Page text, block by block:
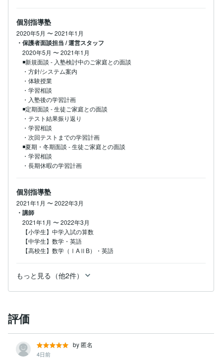
個別指導塾
2020年5月 〜2021年1月
・保護者面談担当 / 運営スタッフ
2020年5月 〜2021年1月
◾️新規面談 - 入塾検討中のご家庭との面談
・方針/システム案内
・体験授業
・学習相談
・入塾後の学習計画
◾️定期面談 - 生徒ご家庭との面談
・テスト結果振り返り
・学習相談
・次回テストまでの学習計画
◾️夏期・冬期面談 - 生徒ご家庭との面談
・学習相談
・長期休暇の学習計画
個別指導塾
2021年1月 〜2022年3月
・講師
2021年1月 〜2022年3月
【小学生】中学入試の算数
【中学生】数学・英語
【高校生】数学（ⅠAⅡB）・英語
もっと見る（他2件）
評価
by 匿名
4日前